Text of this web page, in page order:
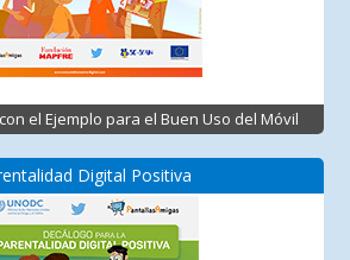
el Ejemplo para el Buen Uso del Móvil
Digital Positiva